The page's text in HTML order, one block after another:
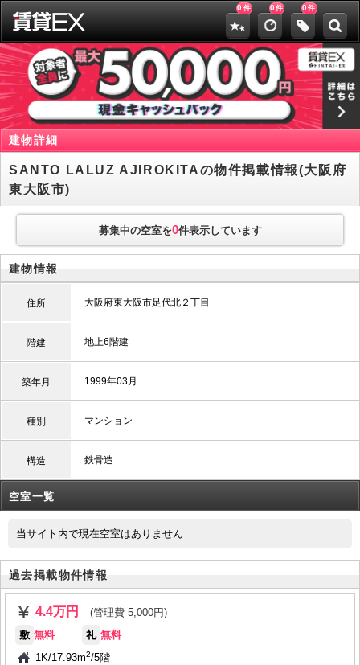
0 件 0件 0件
建物詳細
SANTO LALUZ AJIROKITAの物件掲載情報(大阪府
東大阪市)
募集中の空室を0件表示しています
建物情報
住所 大阪府東大阪市足代北２丁目
階建 地上6階建
築年月 1999年03月
種別 マンション
構造 鉄骨造
空室一覧
当サイト内で現在空室はありません
過去掲載物件情報
4.4万円
(管理費 5,000円)
敷 無料 礼 無料
1K/17.93m2/5階